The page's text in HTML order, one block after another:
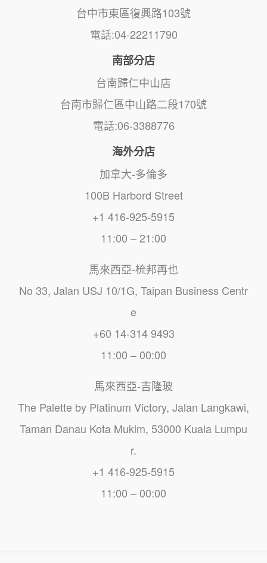
台中市東區復興路103號
電話:04-22211790
南部分店
台南歸仁中山店
台南市歸仁區中山路二段170號
電話:06-3388776
海外分店
加拿大-多倫多
100B Harbord Street
+1 416-925-5915
11:00 – 21:00
馬來西亞-梳邦再也
No 33, Jalan USJ 10/1G, Taipan Business Centr
e
+60 14-314 9493
11:00 – 00:00
馬來西亞-吉隆玻
The Palette by Platinum Victory, Jalan Langkawi,
Taman Danau Kota Mukim, 53000 Kuala Lumpu
r.
+1 416-925-5915
11:00 – 00:00